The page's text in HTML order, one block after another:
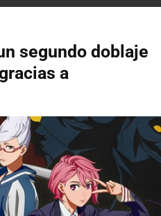
segundo doblaje
a